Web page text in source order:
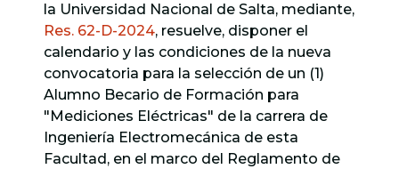
la Universidad Nacional de Salta, mediante,
Res. 62-D-2024, resuelve, disponer el
calendario y las condiciones de la nueva
convocatoria para la selección de un (1)
Alumno Becario de Formación para
"Mediciones Eléctricas" de la carrera de
Ingeniería Electromecánica de esta
Facultad, en el marco del Reglamento de